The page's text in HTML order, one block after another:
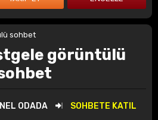
görüntülü
ODADA SOHBETE KATIL